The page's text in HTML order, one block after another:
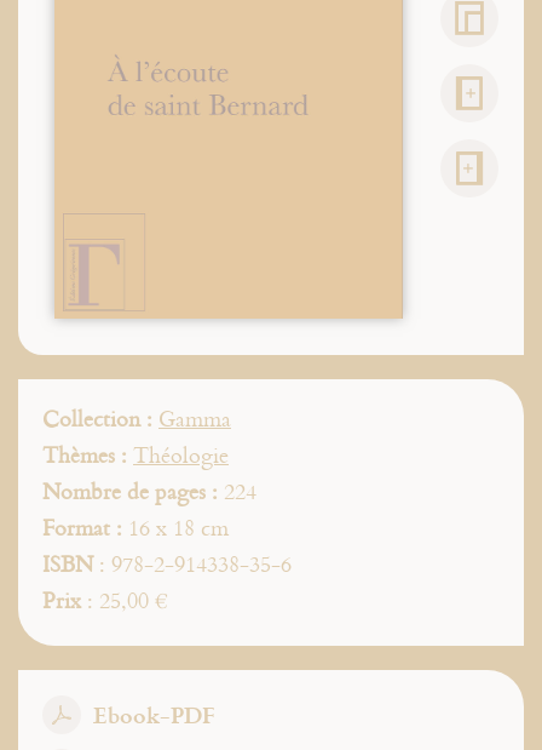
Collection : Gamma
Thèmes : Théologie
Nombre de pages : 224
Format : 16 x 18 cm
ISBN: 978-2-914338-35-6
Prix: 25,00 €
Ebook-PDF